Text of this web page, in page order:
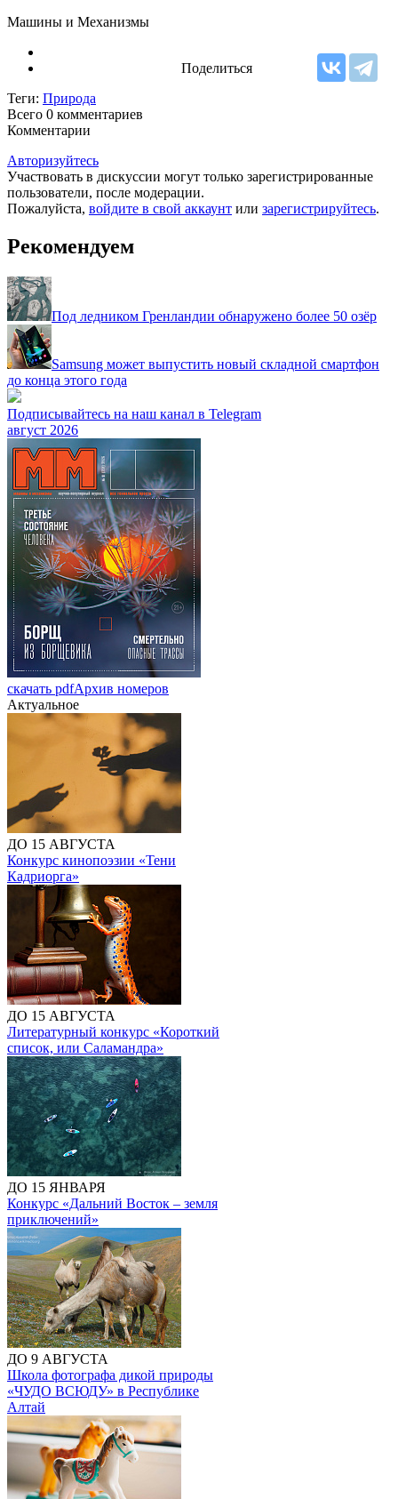
Машины и Механизмы
Поделиться
Теги: Природа
Всего 0 комментариев
Комментарии
Авторизуйтесь
Участвовать в дискуссии могут только зарегистрированные
пользователи, после модерации.
Пожалуйста, войдите в свой аккаунт или зарегистрируйтесь.
Рекомендуем
Под ледником Гренландии обнаружено более 50 озёр
Samsung может выпустить новый складной смартфон
до конца этого года
Подписывайтесь на наш канал в Telegram
август 2026
скачать pdfАрхив номеров
Актуальное
ДО 15 АВГУСТА
Конкурс кинопоэзии «Тени
Кадриорга»
ДО 15 АВГУСТА
Литературный конкурс «Короткий
список, или Саламандра»
ДО 15 ЯНВАРЯ
Конкурс «Дальний Восток – земля
приключений»
ДО 9 АВГУСТА
Школа фотографа дикой природы
«ЧУДО ВСЮДУ» в Республике
Алтай